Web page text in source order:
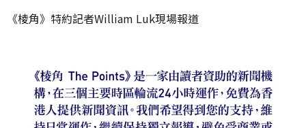
《棱角》特約記者William Luk現場報道